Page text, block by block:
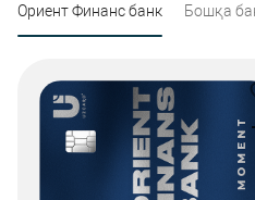
Ориент Финанс банк Бошқа